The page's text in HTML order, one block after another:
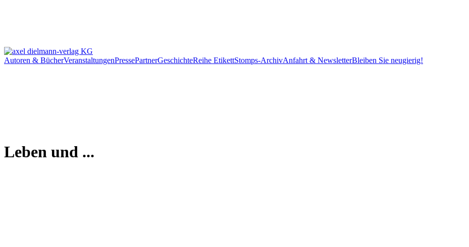
Autoren & BücherVeranstaltungenPressePartnerGeschichteReihe EtikettStomps-ArchivAnfahrt & NewsletterBleiben Sie neugierig!
Leben und ...